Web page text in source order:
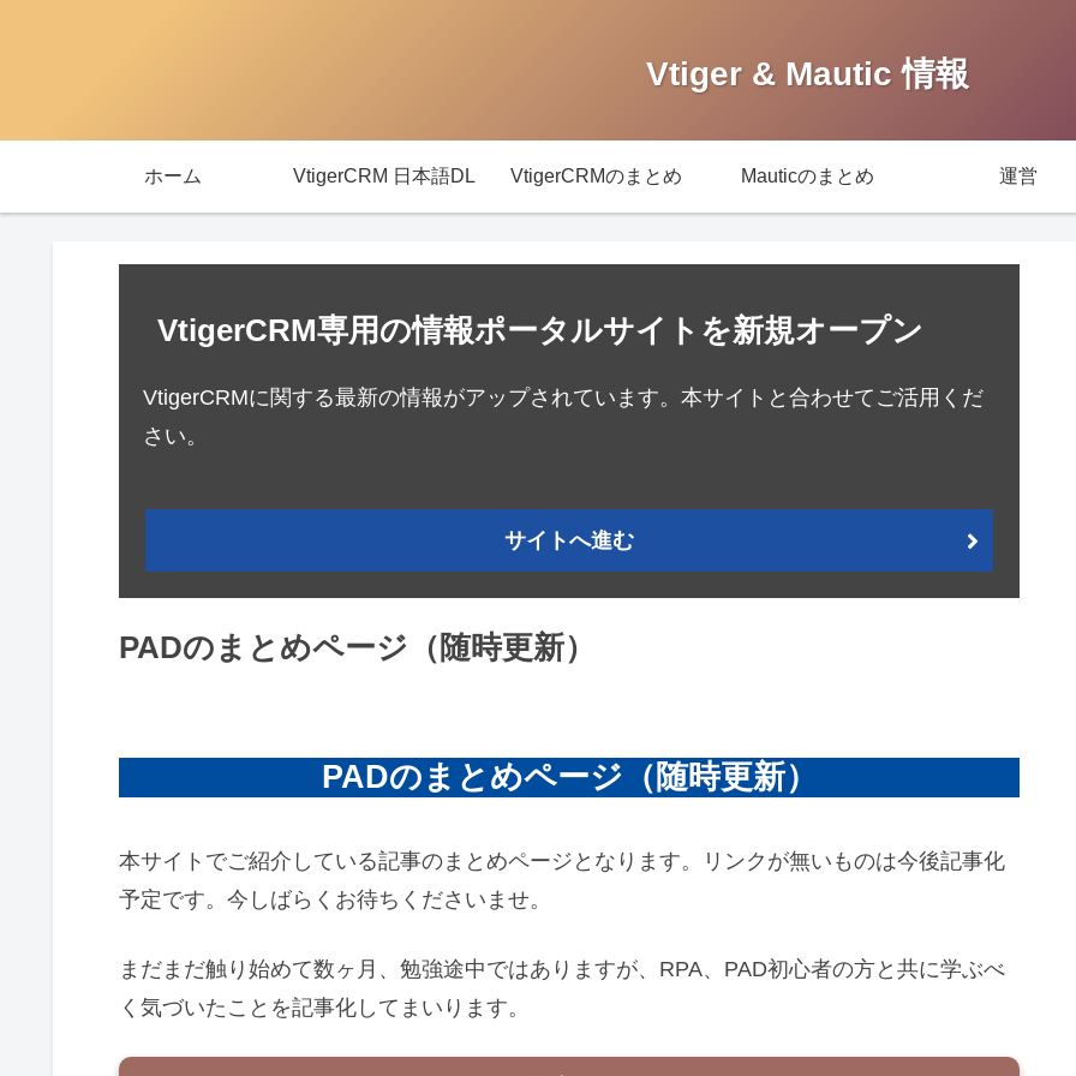
Vtiger & Mautic 情報
ホーム VtigerCRM 日本語DL VtigerCRMのまとめ Mauticのまとめ 運営
VtigerCRM専用の情報ポータルサイトを新規オープン
VtigerCRMに関する最新の情報がアップされています。本サイトと合わせてご活用くだ
さい。
サイトへ進む
PADのまとめページ（随時更新）
PADのまとめページ（随時更新）
本サイトでご紹介している記事のまとめページとなります。リンクが無いものは今後記事化
予定です。今しばらくお待ちくださいませ。
まだまだ触り始めて数ヶ月、勉強途中ではありますが、RPA、PAD初心者の方と共に学ぶべ
く気づいたことを記事化してまいります。